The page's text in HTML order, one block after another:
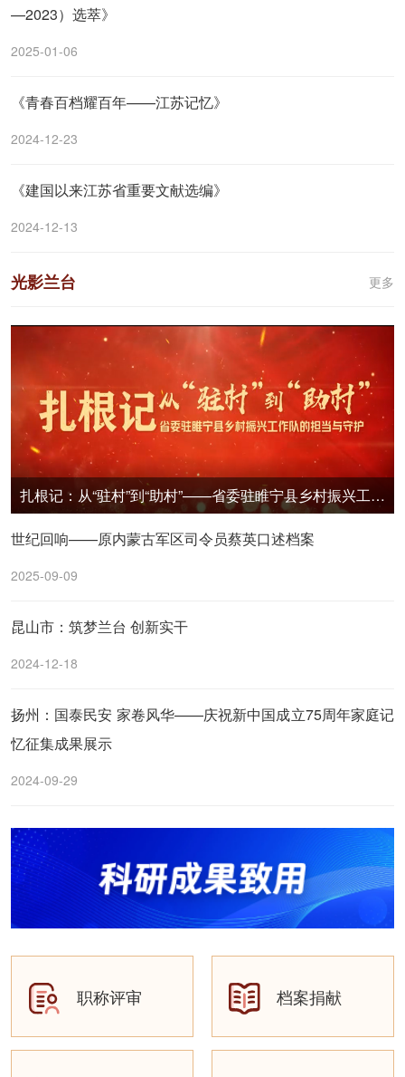
—2023）选萃》
2025-01-06
《青春百档耀百年——江苏记忆》
2024-12-23
《建国以来江苏省重要文献选编》
2024-12-13
光影兰台 更多
扎根记：从“驻村”到“助村”——省委驻睢宁县乡村振兴工作队的担当与守护
世纪回响——原内蒙古军区司令员蔡英口述档案
2025-09-09
昆山市：筑梦兰台 创新实干
2024-12-18
扬州：国泰民安 家卷风华——庆祝新中国成立75周年家庭记
忆征集成果展示
2024-09-29
职称评审 档案捐献